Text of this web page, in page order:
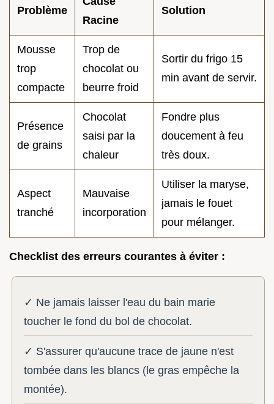
Problème
Racine
Solution
Mousse
trop
compacte
Trop de
chocolat ou
beurre froid
Sortir du frigo 15
min avant de servir.
Présence
de grains
Chocolat
saisi par la
chaleur
Fondre plus
doucement à feu
très doux.
Aspect
tranché
Mauvaise
incorporation
Utiliser la maryse,
jamais le fouet
pour mélanger.
Checklist des erreurs courantes à éviter :
✓ Ne jamais laisser l'eau du bain marie
toucher le fond du bol de chocolat.
✓ S'assurer qu'aucune trace de jaune n'est
tombée dans les blancs (le gras empêche la
montée).